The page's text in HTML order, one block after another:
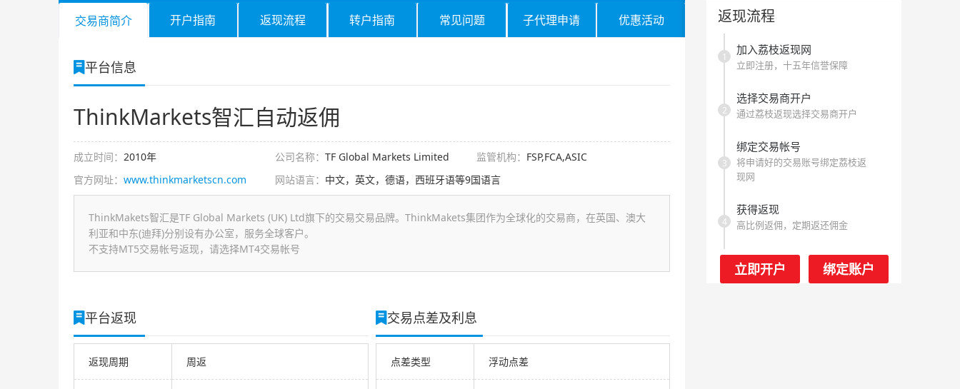
交易商简介 开户指南 返现流程 转户指南 常见问题 子代理申请 优惠活动
平台信息
ThinkMarkets智汇自动返佣
成立时间： 2010年 公司名称： TF Global Markets Limited 监管机构： FSP,FCA,ASIC
官方网址： www.thinkmarketscn.com 网站语言： 中文，英文，德语，西班牙语等9国语言
ThinkMakets智汇是TF Global Markets (UK) Ltd旗下的交易交易品牌。ThinkMakets集团作为全球化的交易商，在英国、澳大
利亚和中东(迪拜)分别设有办公室，服务全球客户。
不支持MT5交易帐号返现，请选择MT4交易帐号
平台返现
返现周期 周返
交易点差及利息
点差类型 浮动点差
返现流程
加入荔枝返现网
立即注册，十五年信誉保障
1
选择交易商开户
通过荔枝返现选择交易商开户
2
绑定交易帐号
将申请好的交易账号绑定荔枝返
现网
3
获得返现
高比例返佣，定期返还佣金
4
立即开户 绑定账户